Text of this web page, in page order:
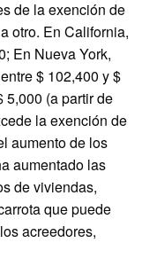
de la exención de
otro. En California,
En Nueva York,
$ 102,400 y $
5,000 (a partir de
la exención de
aumento de los
aumentado las
de viviendas,
que puede
acreedores,